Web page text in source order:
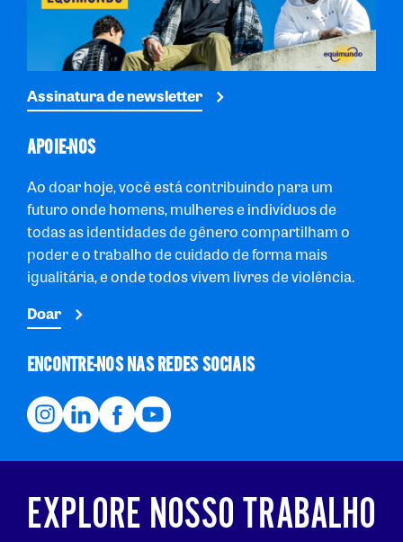
Assinatura de newsletter
APOIE-NOS
Ao doar hoje, você está contribuindo para um
futuro onde homens, mulheres e indivíduos de
todas as identidades de gênero compartilham o
poder e o trabalho de cuidado de forma mais
igualitária, e onde todos vivem livres de violência.
Doar
ENCONTRE-NOS NAS REDES SOCIAIS
EXPLORE NOSSO TRABALHO